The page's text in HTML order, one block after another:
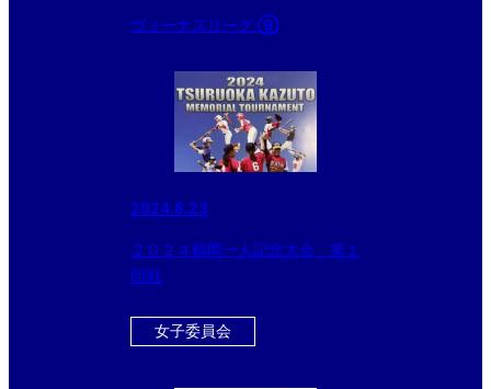
ヴィーナスリーグ ⑨
2024.8.23
２０２４鶴岡一人記念大会 第１
回戦
女子委員会